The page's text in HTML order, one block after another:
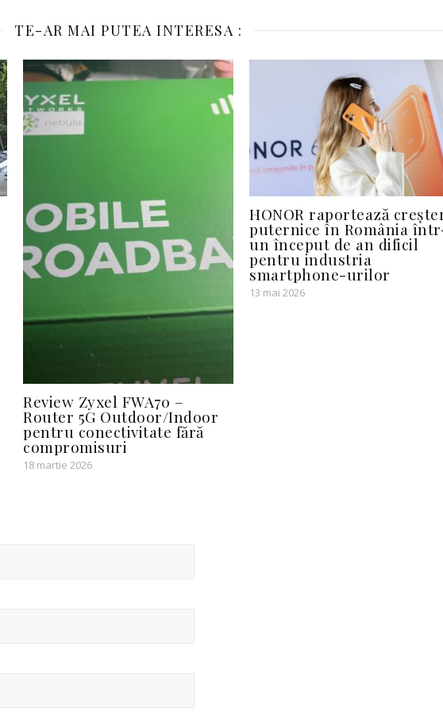
TE-AR MAI PUTEA INTERESA :
Review Zyxel FWA70 –
Router 5G Outdoor/Indoor
pentru conectivitate fără
compromisuri
18 martie 2026
HONOR raportează
puternice în România
un început de an dificil
pentru industria
smartphone-urilor
13 mai 2026